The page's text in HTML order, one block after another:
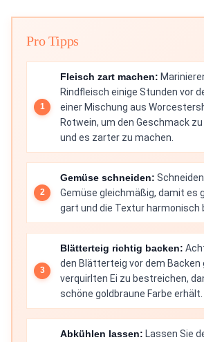
Pro Tipps
Fleisch zart machen:
Rindfleisch einige Stunden vor
einer Mischung aus
Rotwein, um den Geschmack
und es zarter zu machen.
Gemüse schneiden:
Gemüse gleichmäßig, damit es
gart und die Textur harmonisch
Blätterteig richtig backen:
den Blätterteig vor dem Backen
verquirlten Ei zu bestreichen,
schöne goldbraune Farbe erhält.
Abkühlen lassen: Lassen Sie